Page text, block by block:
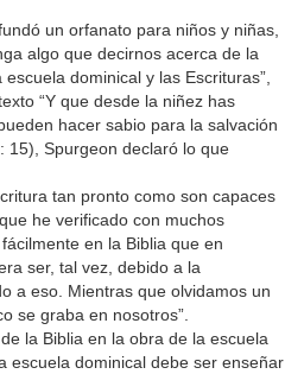
un orfanato para niños y niñas,
algo que decirnos acerca de la
dominical y las Escrituras”,
“Y que desde la niñez has
hacer sabio para la salvación
15), Spurgeon declaró lo que
tan pronto como son capaces
he verificado con muchos
en la Biblia que en
ser, tal vez, debido a la
a eso. Mientras que olvidamos un
se graba en nosotros”.
la Biblia en la obra de la escuela
escuela dominical debe ser enseñar